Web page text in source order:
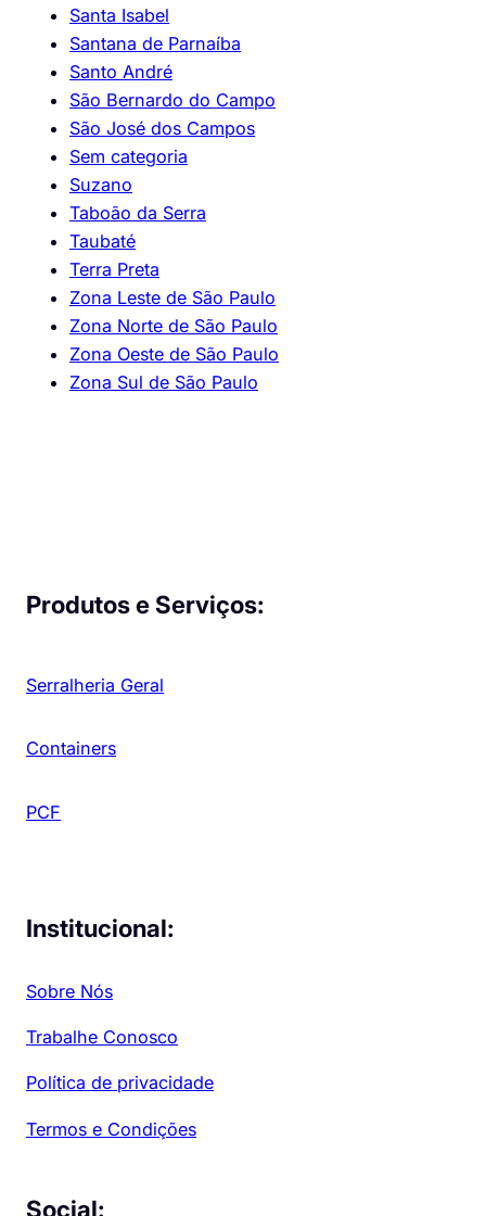
Santa Isabel
Santana de Parnaíba
Santo André
São Bernardo do Campo
São José dos Campos
Sem categoria
Suzano
Taboão da Serra
Taubaté
Terra Preta
Zona Leste de São Paulo
Zona Norte de São Paulo
Zona Oeste de São Paulo
Zona Sul de São Paulo
Produtos e Serviços:
Serralheria Geral
Containers
PCF
Institucional:
Sobre Nós
Trabalhe Conosco
Política de privacidade
Termos e Condições
Social: